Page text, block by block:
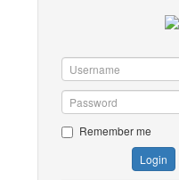
Remember me
Login